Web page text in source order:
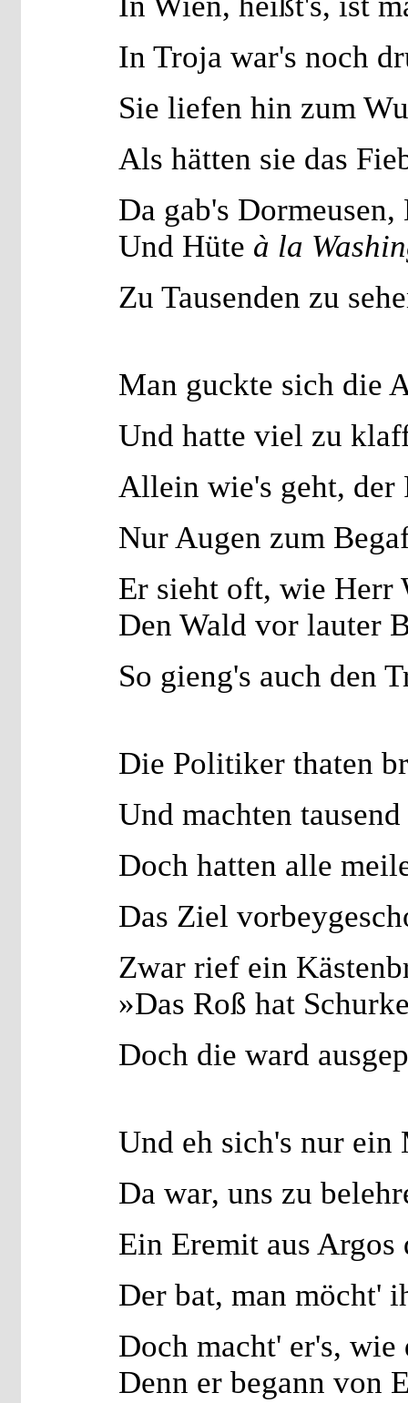
In Troja war's noch
Sie liefen hin zum
Als hätten sie das
Da gab's
Und Hüte à la
Zu Tausenden zu
Man guckte sich die
Und hatte viel zu
Allein wie's geht, der
Nur Augen zum
Er sieht oft, wie Herr
Den Wald vor lauter
So gieng's auch den
Die Politiker thaten
Und machten
Doch hatten alle
Das Ziel
Zwar rief ein
»Das Roß hat
Doch die ward
Und eh sich's nur ein
Da war, uns zu
Ein Eremit aus Argos
Der bat, man möcht'
Doch macht' er's,
Denn er begann von